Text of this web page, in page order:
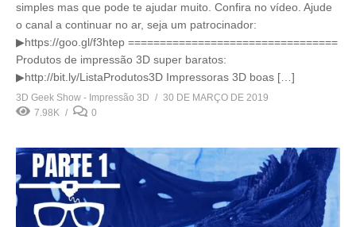
simples mas que pode te ajudar muito. Confira no vídeo. Ajude
o canal a continuar no ar, seja um patrocinador:
▶https://goo.gl/f3htep =================================
Produtos de impressão 3D super baratos:
▶http://bit.ly/ListaProdutos3D Impressoras 3D boas […]
3D Geek Show - Impressão 3D
30 DE MARÇO DE 2019
7.98K
0